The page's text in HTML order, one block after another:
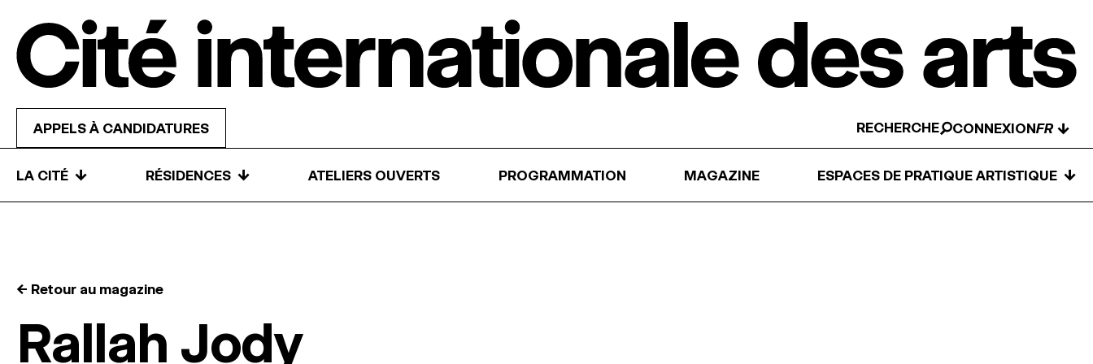
APPELS À CANDIDATURES RECHERCHE CONNEXION ↓
LA CITÉ ↓ RÉSIDENCES ↓ ATELIERS OUVERTS PROGRAMMATION MAGAZINE ESPACES DE PRATIQUE ARTISTIQUE ↓
← Retour au magazine
Rallah Jody